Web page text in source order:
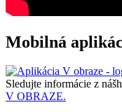
Mobilná
Sledujte informácie z
V OBRAZE.